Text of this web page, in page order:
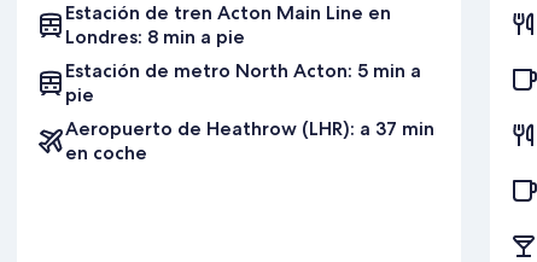
Estación de tren Acton Main Line en
Londres: 8 min a pie
Estación de metro North Acton: 5 min a
pie
Aeropuerto de Heathrow (LHR): a 37 min
en coche